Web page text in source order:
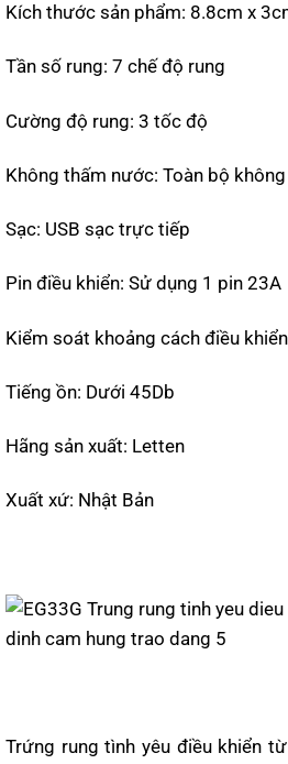
Kích thước sản phẩm: 8.8cm x
Tần số rung: 7 chế độ rung
Cường độ rung: 3 tốc độ
Không thấm nước: Toàn bộ
Sạc: USB sạc trực tiếp
Pin điều khiển: Sử dụng 1 pin 23A
Kiểm soát khoảng cách điều
Tiếng ồn: Dưới 45Db
Hãng sản xuất: Letten
Xuất xứ: Nhật Bản
Trứng rung tình yêu điều khiển